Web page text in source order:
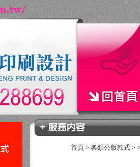
首頁 >各類公版款式 >